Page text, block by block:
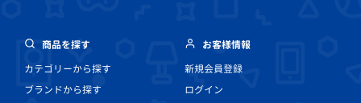
商品を探す
カテゴリーから探す
ブランドから探す
お客様情報
新規会員登録
ログイン